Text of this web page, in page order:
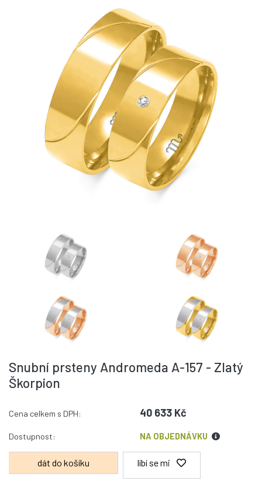
Snubní prsteny Andromeda A-157 - Zlatý
Škorpion
Cena celkem s DPH: 40 633 Kč
Dostupnost: NA OBJEDNÁVKU
líbí se mi